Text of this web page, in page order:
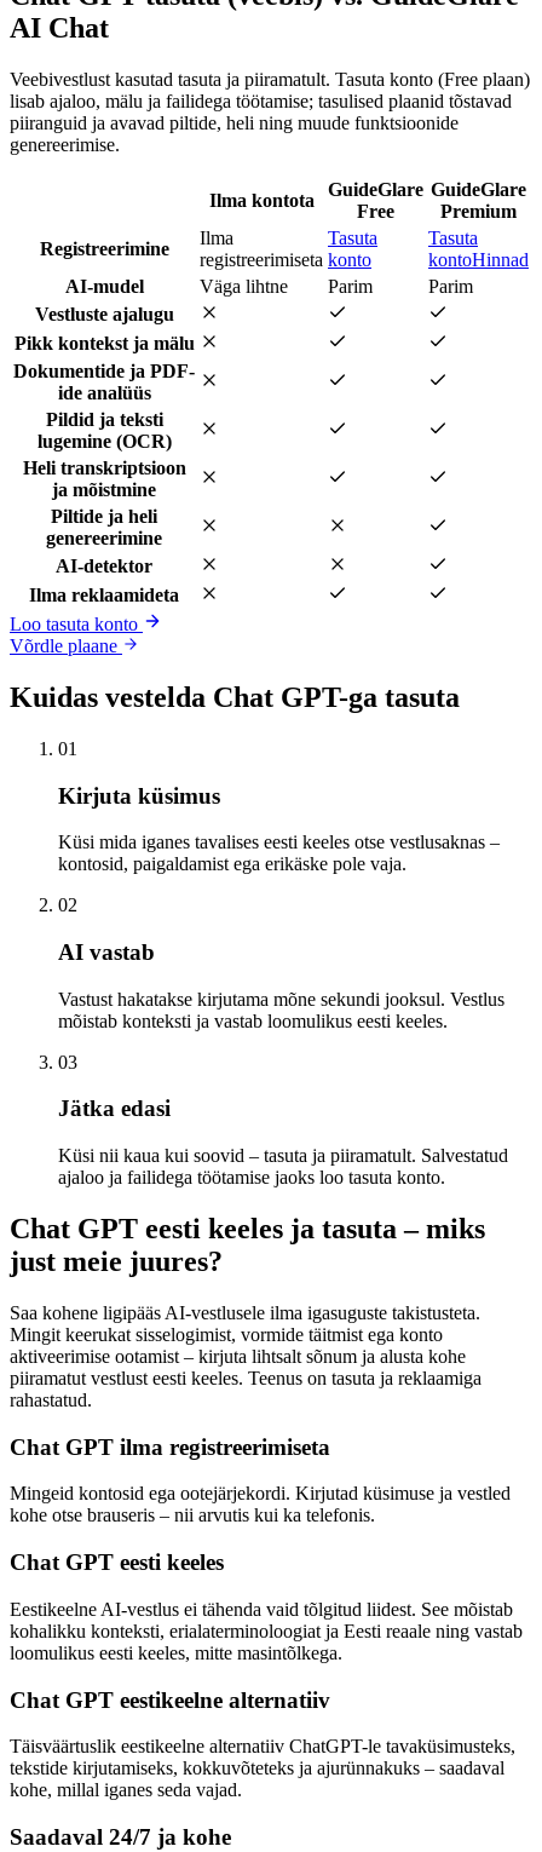
AI Chat
Veebivestlust kasutad tasuta ja piiramatult. Tasuta konto (Free plaan)
lisab ajaloo, mälu ja failidega töötamise; tasulised plaanid tõstavad
piiranguid ja avavad piltide, heli ning muude funktsioonide
genereerimise.
Ilma kontota
GuideGlare
Free
GuideGlare
Premium
Registreerimine
Ilma
registreerimiseta
Tasuta
konto
Tasuta
kontoHinnad
AI-mudel
Väga lihtne Parim
Parim
Vestluste ajalugu
Pikk kontekst ja mälu
Dokumentide ja PDF-
ide analüüs
Pildid ja teksti
lugemine (OCR)
Heli transkriptsioon
ja mõistmine
Piltide ja heli
genereerimine
AI-detektor
Ilma reklaamideta
Loo tasuta konto
Võrdle plaane
Kuidas vestelda Chat GPT-ga tasuta
01
Kirjuta küsimus
Küsi mida iganes tavalises eesti keeles otse vestlusaknas –
kontosid, paigaldamist ega erikäske pole vaja.
02
AI vastab
Vastust hakatakse kirjutama mõne sekundi jooksul. Vestlus
mõistab konteksti ja vastab loomulikus eesti keeles.
03
Jätka edasi
Küsi nii kaua kui soovid – tasuta ja piiramatult. Salvestatud
ajaloo ja failidega töötamise jaoks loo tasuta konto.
Chat GPT eesti keeles ja tasuta – miks
just meie juures?
Saa kohene ligipääs AI-vestlusele ilma igasuguste takistusteta.
Mingit keerukat sisselogimist, vormide täitmist ega konto
aktiveerimise ootamist – kirjuta lihtsalt sõnum ja alusta kohe
piiramatut vestlust eesti keeles. Teenus on tasuta ja reklaamiga
rahastatud.
Chat GPT ilma registreerimiseta
Mingeid kontosid ega ootejärjekordi. Kirjutad küsimuse ja vestled
kohe otse brauseris – nii arvutis kui ka telefonis.
Chat GPT eesti keeles
Eestikeelne AI-vestlus ei tähenda vaid tõlgitud liidest. See mõistab
kohalikku konteksti, erialaterminoloogiat ja Eesti reaale ning vastab
loomulikus eesti keeles, mitte masintõlkega.
Chat GPT eestikeelne alternatiiv
Täisväärtuslik eestikeelne alternatiiv ChatGPT-le tavaküsimusteks,
tekstide kirjutamiseks, kokkuvõteteks ja ajurünnakuks – saadaval
kohe, millal iganes seda vajad.
Saadaval 24/7 ja kohe